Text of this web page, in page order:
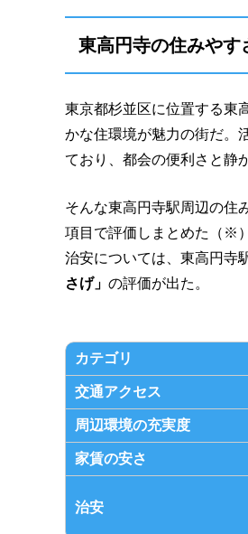
東高円寺の住みやす
東京都杉並区に位置する東
かな住環境が魅力の街だ。
ており、都会の便利さと静
そんな東高円寺駅周辺の住
項目で評価しまとめた（※）
治安については、東高円寺
さげ」 の評価が出た。
カテゴリ
交通アクセス
周辺環境の充実度
家賃の安さ
治安